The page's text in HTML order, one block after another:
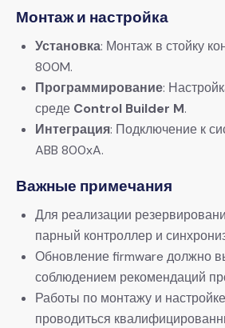
​Монтаж и настройка​
​Установка​​: Монтаж в стойку
800M.
​Программирование​​:
среде ​ ​Control Builder M​​.
​Интеграция​​: Подключение к
ABB 800xA.
​Важные примечания​
Для реализации
парный контроллер и
Обновление firmware должно
соблюдением рекомендаций
Работы по монтажу и
проводиться